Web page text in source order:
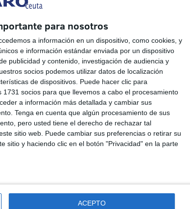
para nosotros
a información en un dispositivo, como cookies, y
e información estándar enviada por un dispositivo
publicidad y contenido, investigación de audiencia y
socios podemos utilizar datos de localización
de dispositivos. Puede hacer clic para
socios para que llevemos a cabo el procesamiento
a información más detallada y cambiar sus
Tenga en cuenta que algún procesamiento de sus
pero usted tiene el derecho de rechazar tal
sitio web. Puede cambiar sus preferencias o retirar su
sitio y haciendo clic en el botón "Privacidad" en la parte
ACEPTO
asesoró sino que fue
que nos la fueran a
25 euros por cada